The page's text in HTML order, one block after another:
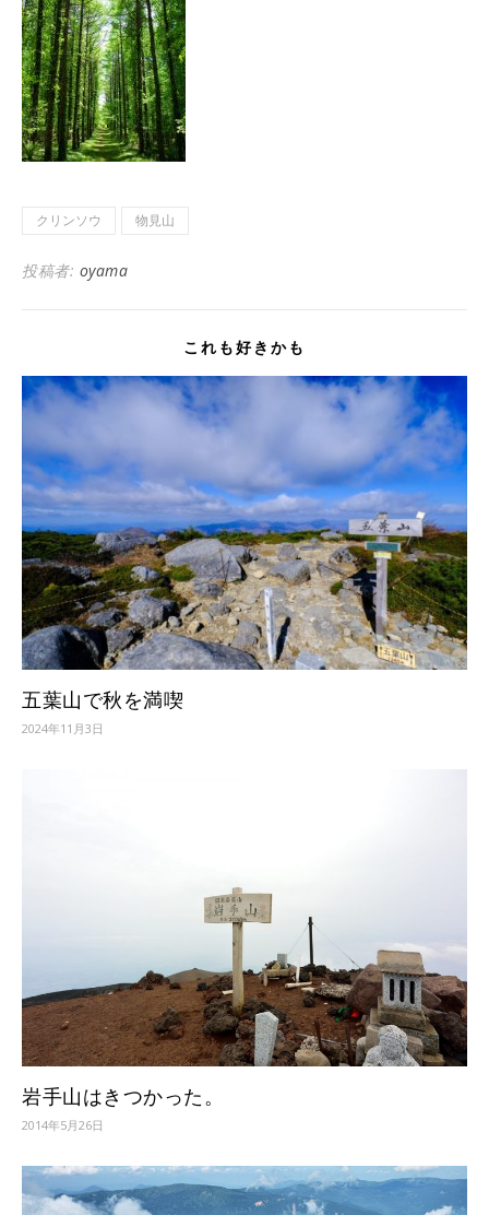
クリンソウ 物見山
投稿者: oyama
これも好きかも
五葉山で秋を満喫
2024年11月3日
岩手山はきつかった。
2014年5月26日